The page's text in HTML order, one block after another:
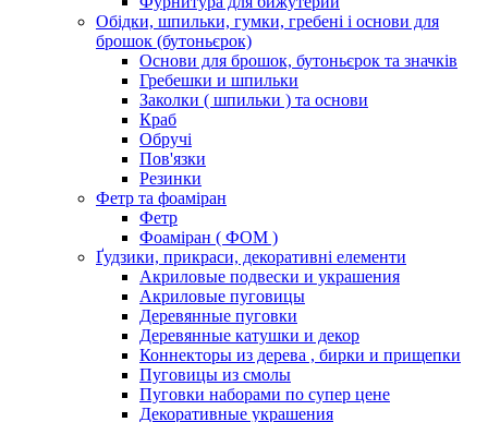
Обідки, шпильки, гумки, гребені і основи для
брошок (бутоньєрок)
Основи для брошок, бутоньєрок та значків
Гребешки и шпильки
Заколки ( шпильки ) та основи
Краб
Обручі
Пов'язки
Резинки
Фетр та фоаміран
Фетр
Фоаміран ( ФОМ )
Ґудзики, прикраси, декоративні елементи
Акриловые подвески и украшения
Акриловые пуговицы
Деревянные пуговки
Деревянные катушки и декор
Коннекторы из дерева , бирки и прищепки
Пуговицы из смолы
Пуговки наборами по супер цене
Декоративные украшения